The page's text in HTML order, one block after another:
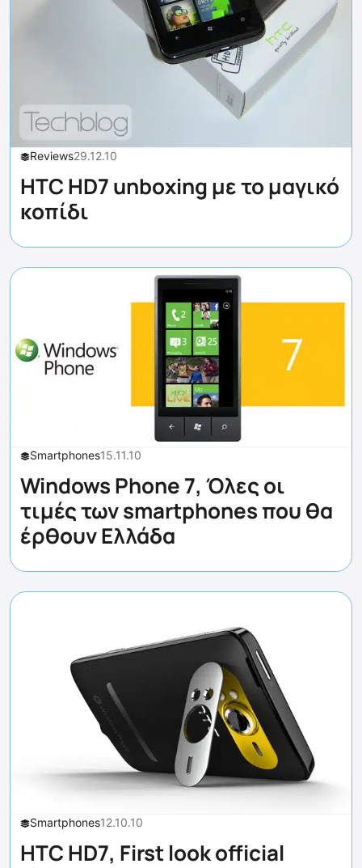
Reviews29.12.10
HTC HD7 unboxing με το μαγικό
κοπίδι
Smartphones15.11.10
Windows Phone 7, Όλες οι
τιμές των smartphones που θα
έρθουν Ελλάδα
Smartphones12.10.10
HTC HD7, First look official